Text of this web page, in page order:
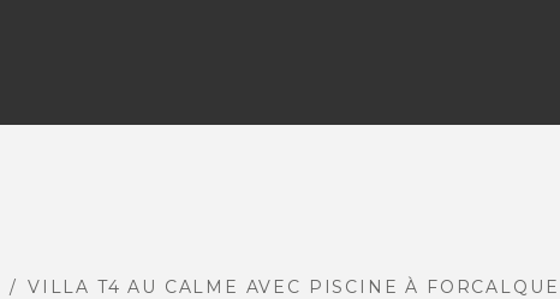
VILLA T4 AU CALME AVEC PISCINE À